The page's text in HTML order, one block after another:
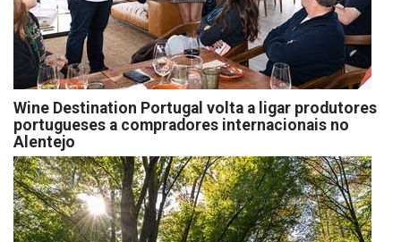
Wine Destination Portugal volta a ligar produtores
portugueses a compradores internacionais no
Alentejo